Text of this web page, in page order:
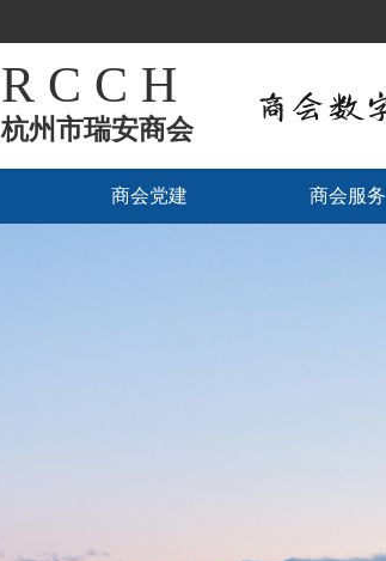
杭州市瑞安商会
R C C H
商会党建 商会服务